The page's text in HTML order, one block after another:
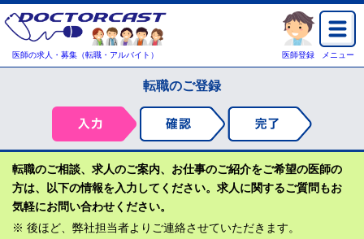
医師の求人・募集（転職・アルバイト） 医師登録 メニュー
転職のご登録
転職のご相談、求人のご案内、お仕事のご紹介をご希望の医師の
方は、以下の情報を入力してください。求人に関するご質問もお
気軽にお問い合わせください。
※ 後ほど、弊社担当者よりご連絡させていただきます。